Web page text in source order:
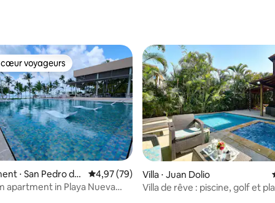
la base de 50 commentaires : 4,82 sur 5
base de 143 commentaires : 4,98 sur 5
cœur voyageurs
voyageurs
⋅ San Pedro de
Évaluation moyenne sur la base de 79
4,97 (79)
apartment in Playa Nueva
Villa ⋅ Juan Dolio
Villa de rêve : piscine, golf et